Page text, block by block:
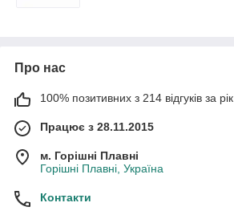
Про нас
100% позитивних з 214 відгуків за рік
Працює з 28.11.2015
м. Горішні Плавні
Горішні Плавні, Україна
Контакти